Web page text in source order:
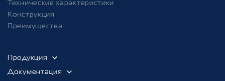
Номинальные напряжения цепей
управления и сигнализации при
постоянном токе
управления и сигнализации при
переменном токе
Технические характеристики
Конструкция
Преимущества
Продукция
Документация